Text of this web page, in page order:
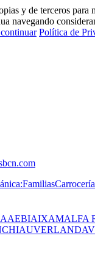
y de terceros para
navegando
Política de
AEBIAIXAMALFA
AUVERLAND